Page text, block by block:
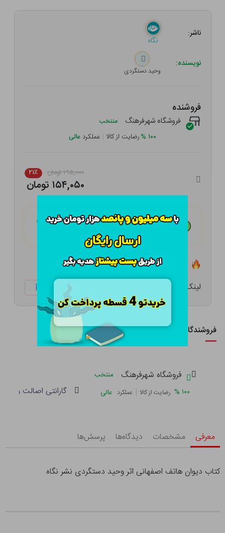
ناشر:
نگاه
نویسنده:
وحید دستگردی
فروشنده
فروشگاه شهرفرهنگ منتخب
۱۰۰ %رضایت از کالا | عملکرد عالی
۱۹۵,۰۰۰ تومان ۲۱٪
۱۵۴,۰۵۰ تومان
هـر قسط با تــرب‌پــی:۳۸,۵۱۳ تومان
لینک کوتاه: ketabtala.com/sbp-41494
فروشندگان این کالا
فروشگاه شهرفرهنگ
منتخب
۱۰۰ % رضایت از کالا | عملکرد عالی گارانتی اصالت و
معرفی مشخصات دیدگاه‌ها پرسش‌ها
کتاب دیوان هاتف اصفهانی اثر وحید دستگردی‌ نشر نگاه